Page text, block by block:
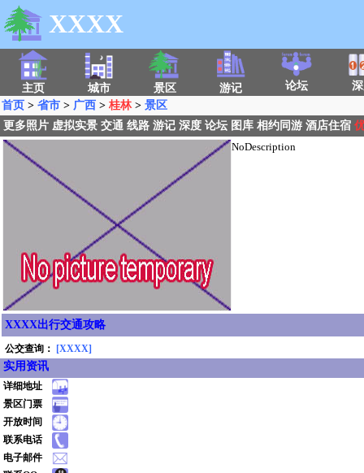
XXXX
主页 城市 景区 游记 论坛
首页 > 省市 > 广西 > 桂林> 景区
更多照片 虚拟实景 交通 线路 游记 深度 论坛 图库 相约同游 酒店住宿
NoDescription
XXXX出行交通攻略
公交查询： [XXXX]
实用资讯
详细地址
景区门票
开放时间
联系电话
电子邮件